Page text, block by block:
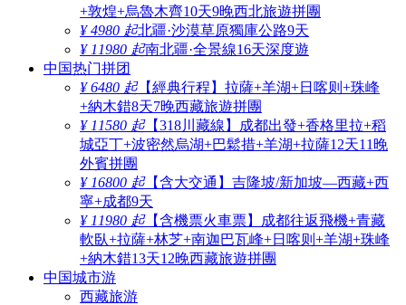
+敦煌+烏魯木齊10天9晚西北旅遊拼團
¥ 4980 起北疆·沙漠草原獨庫公路9天
¥ 11980 起南北疆·全景線16天深度遊
中国热门拼团
¥ 6480 起【經典行程】拉薩+羊湖+日喀则+珠峰
+納木錯8天7晚西藏旅遊拼團
¥ 11580 起【318川藏線】成都出發+香格里拉+稻
城亞丁+波密然烏湖+巴鬆措+羊湖+拉薩12天11晚
外賓拼團
¥ 16800 起【含大交通】吉隆坡/新加坡—西藏+西
寧+成都9天
¥ 11980 起【含機票火車票】成都往返飛機+青藏
軟臥+拉薩+林芝+南迦巴瓦峰+日喀则+羊湖+珠峰
+納木錯13天12晚西藏旅遊拼團
中国城市游
西藏旅游